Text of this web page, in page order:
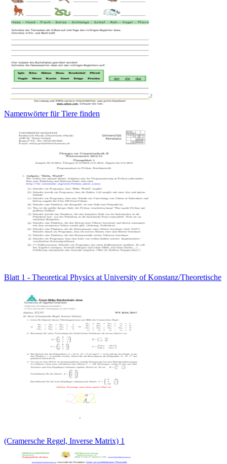
Namenwörter für Tiere finden
Blatt 1 - Theoretical Physics at University of Konstanz/Theoretische
(Cramersche Regel, Inverse Matrix) 1